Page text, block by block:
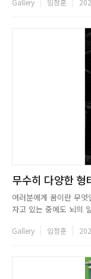
거의 없을 것이다. 달리
무수히 다양한
여러분에게 꿈이란 무
자고 있는 중에도 뇌의
수히 다양한 형태를 띤
Gallery 임정훈